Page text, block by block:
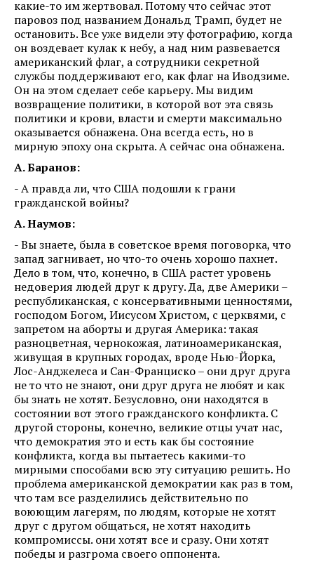
какие-то им жертвовал. Потому что сейчас этот
паровоз под названием Дональд Трамп, будет не
остановить. Все уже видели эту фотографию, когда
он воздевает кулак к небу, а над ним развевается
американский флаг, а сотрудники секретной
службы поддерживают его, как флаг на Иводзиме.
Он на этом сделает себе карьеру. Мы видим
возвращение политики, в которой вот эта связь
политики и крови, власти и смерти максимально
оказывается обнажена. Она всегда есть, но в
мирную эпоху она скрыта. А сейчас она обнажена.
А. Баранов:
- А правда ли, что США подошли к грани
гражданской войны?
А. Наумов:
- Вы знаете, была в советское время поговорка, что
запад загнивает, но что-то очень хорошо пахнет.
Дело в том, что, конечно, в США растет уровень
недоверия людей друг к другу. Да, две Америки –
республиканская, с консервативными ценностями,
господом Богом, Иисусом Христом, с церквями, с
запретом на аборты и другая Америка: такая
разноцветная, чернокожая, латиноамериканская,
живущая в крупных городах, вроде Нью-Йорка,
Лос-Анджелеса и Сан-Франциско – они друг друга
не то что не знают, они друг друга не любят и как
бы знать не хотят. Безусловно, они находятся в
состоянии вот этого гражданского конфликта. С
другой стороны, конечно, великие отцы учат нас,
что демократия это и есть как бы состояние
конфликта, когда вы пытаетесь какими-то
мирными способами всю эту ситуацию решить. Но
проблема американской демократии как раз в том,
что там все разделились действительно по
воюющим лагерям, по людям, которые не хотят
друг с другом общаться, не хотят находить
компромиссы. они хотят все и сразу. Они хотят
победы и разгрома своего оппонента.